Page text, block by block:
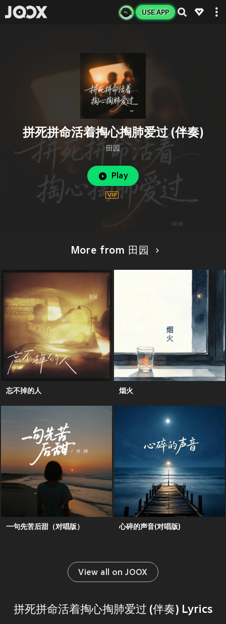
USE APP
拼死拼命活着掏心掏肺爱过 (伴奏)
田园
Play
More from 田园
忘不掉的人 烟火
一句先苦后甜（对唱版） 心碎的声音(对唱版)
View all on JOOX
拼死拼命活着掏心掏肺爱过 (伴奏) Lyrics